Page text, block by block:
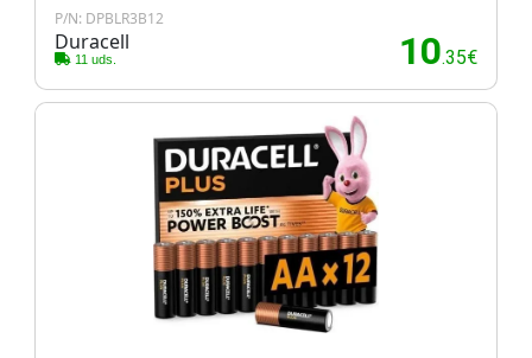
P/N: DPBLR3B12
Duracell
11 uds. 10.35€